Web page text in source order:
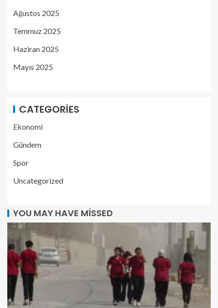
Ağustos 2025
Temmuz 2025
Haziran 2025
Mayıs 2025
CATEGORIES
Ekonomi
Gündem
Spor
Uncategorized
YOU MAY HAVE MISSED